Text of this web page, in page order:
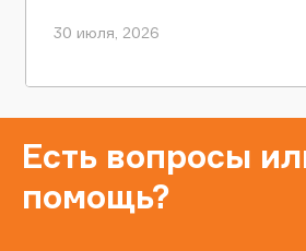
30 июля, 2026
Есть вопросы
помощь?